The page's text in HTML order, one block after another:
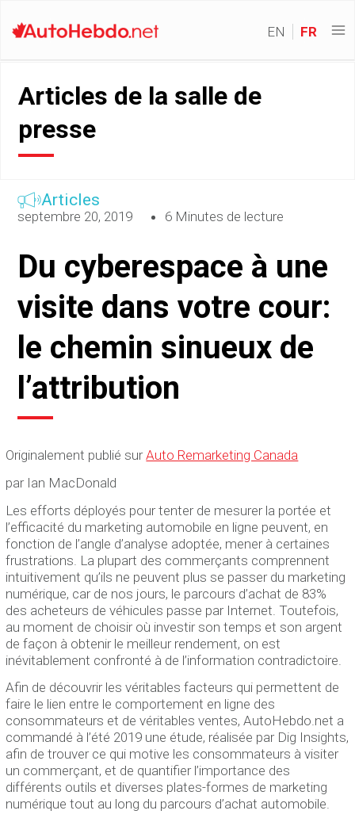
EN FR
Articles de la salle de
presse
Articles
septembre 20, 2019 6 Minutes de lecture
Du cyberespace à une
visite dans votre cour:
le chemin sinueux de
l’attribution
Originalement publié surAuto Remarketing Canada
par Ian MacDonald
Les efforts déployés pour tenter de mesurer la portée et
l’efficacité du marketing automobile en ligne peuvent, en
fonction de l’angle d’analyse adoptée, mener à certaines
frustrations. La plupart des commerçants comprennent
intuitivement qu’ils ne peuvent plus se passer du marketing
numérique, car de nos jours, le parcours d’achat de 83%
des acheteurs de véhicules passe par Internet. Toutefois,
au moment de choisir où investir son temps et son argent
de façon à obtenir le meilleur rendement, on est
inévitablement confronté à de l’information contradictoire.
Afin de découvrir les véritables facteurs qui permettent de
faire le lien entre le comportement en ligne des
consommateurs et de véritables ventes, AutoHebdo.net a
commandé à l’été 2019 une étude, réalisée par Dig Insights,
afin de trouver ce qui motive les consommateurs à visiter
un commerçant, et de quantifier l’importance des
différents outils et diverses plates-formes de marketing
numérique tout au long du parcours d’achat automobile.